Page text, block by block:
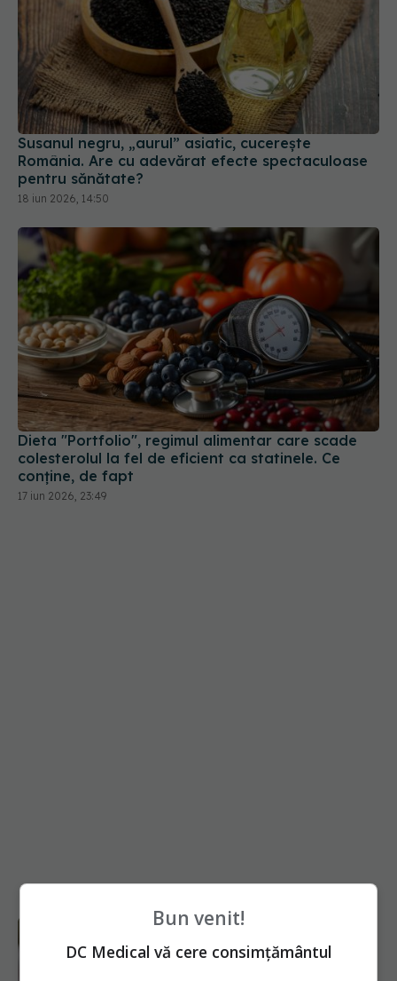
Susanul negru, „aurul” asiatic, cucerește
România. Are cu adevărat efecte spectaculoase
pentru sănătate?
18 iun 2026, 14:50
Dieta "Portfolio", regimul alimentar care scade
colesterolul la fel de eficient ca statinele. Ce
conține, de fapt
17 iun 2026, 23:49
Bun venit!
DC Medical vă cere consimțământul